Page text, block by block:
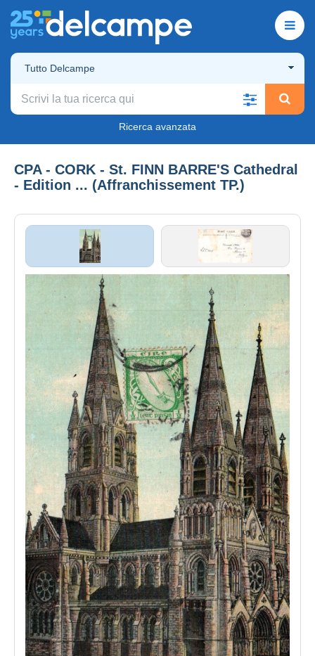
Tutto Delcampe
Ricerca avanzata
CPA - CORK - St. FINN BARRE'S Cathedral
- Edition ... (Affranchissement TP.)